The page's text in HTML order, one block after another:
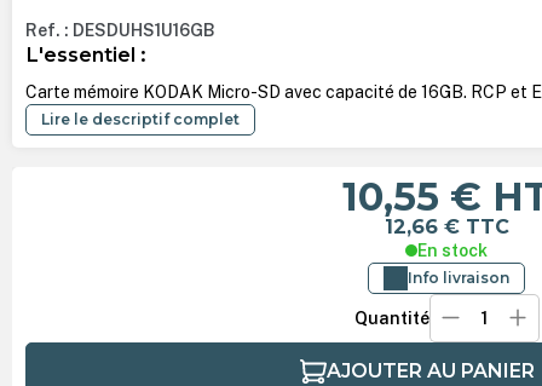
Ref. : DESDUHS1U16GB
L'essentiel :
Carte mémoire KODAK Micro-SD avec capacité de 16GB. RCP et
Lire le descriptif complet
10,55 €
12,66 € TTC
En stock
Info livraison
Quantité
AJOUTER AU PANIER